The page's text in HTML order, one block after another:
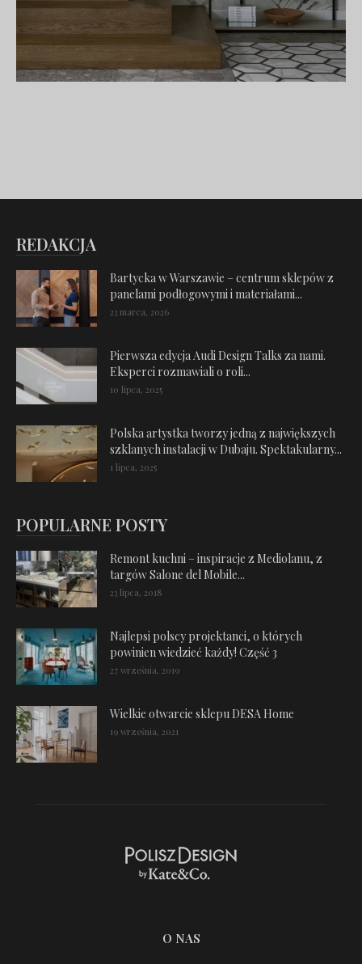
REDAKCJA
Bartycka w Warszawie – centrum sklepów z
panelami podłogowymi i materiałami...
23 marca, 2026
Pierwsza edycja Audi Design Talks za nami.
Eksperci rozmawiali o roli...
10 lipca, 2025
Polska artystka tworzy jedną z największych
szklanych instalacji w Dubaju. Spektakularny...
1 lipca, 2025
POPULARNE POSTY
Remont kuchni – inspiracje z Mediolanu, z
targów Salone del Mobile...
23 lipca, 2018
Najlepsi polscy projektanci, o których
powinien wiedzieć każdy! Część 3
27 września, 2019
Wielkie otwarcie sklepu DESA Home
19 września, 2021
O NAS